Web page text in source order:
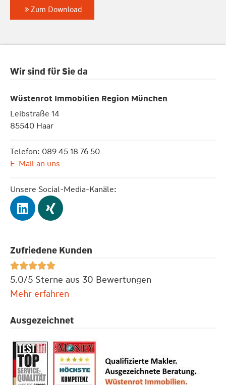
Wir sind für Sie da
Wüstenrot Immobilien Region München
Leibstraße 14
85540 Haar
Telefon: 089 45 18 76 50
E-Mail an uns
Unsere Social-Media-Kanäle:
Zufriedene Kunden

5.0/5 Sterne aus 30 Bewertungen
Mehr erfahren
Ausgezeichnet
Zum Download